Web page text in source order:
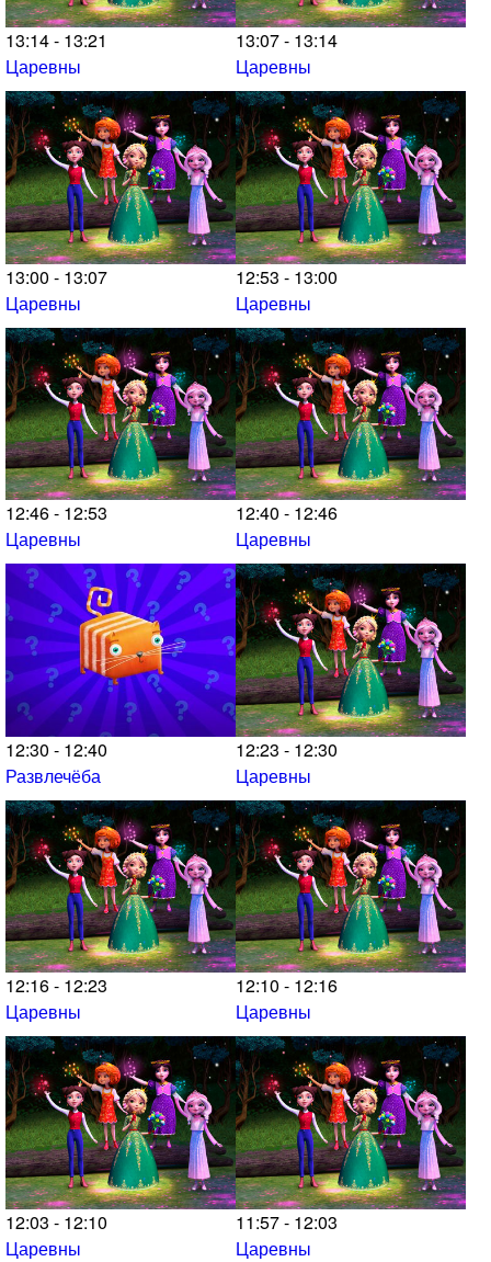
13:14 - 13:21
Царевны
13:07 - 13:14
Царевны
13:00 - 13:07
Царевны
12:53 - 13:00
Царевны
12:46 - 12:53
Царевны
12:40 - 12:46
Царевны
12:30 - 12:40
Развлечёба
12:23 - 12:30
Царевны
12:16 - 12:23
Царевны
12:10 - 12:16
Царевны
12:03 - 12:10
Царевны
11:57 - 12:03
Царевны